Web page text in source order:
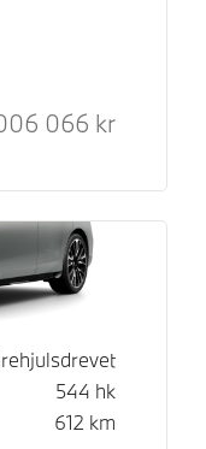
066 kr
544 hk
612 km